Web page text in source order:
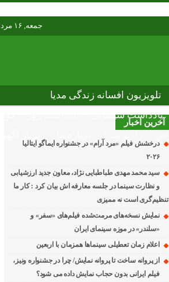
جمعه, ۱۶ مرداد , ۱۴۰۵
تلویزیون افسانه زندگی مدیا
یادداشت سینمایی
آخرین اخبار
درخشش فیلم «مرد آرام» در جشنواره ایماگو ایتالیا
۲۰۲۶
سید محمد مهدی طباطبایی نژاد، معاون جدید ارزشیابی
و نظارت سینما در جلسه معارفه اش بیان کرد : کار ما
تنظیم‌گری است نه ممیزی
نمایش نسخه‌های مرمت‌شده فیلم‌های «سفر» و
«سلندر» در موزه سینمای ایران
اعلام زمان تعطیلی سینماها همزمان با اربعین
از پروانه ساخت تا پروانه نمایش/ چرا در جشنواره ونیز،
فیلم ایرانی بدون حجاب نمایش داده می شود؟